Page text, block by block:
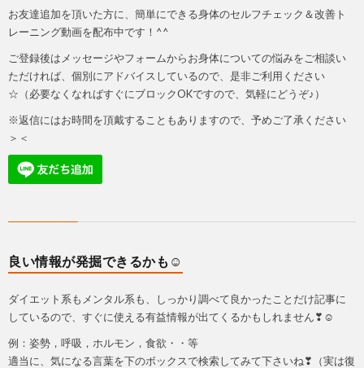
お友達追加を頂いた方に、簡単にできる身体のセルフチェック＆改善ト
レーニング動画を配布中です！^^
ご登録後はメッセージやフォームからお身体についての悩みをご相談い
ただければ、個別にアドバイスしているので、是非ご利用ください
☆（必要なくなればすぐにブロックOKですので、気軽にどうぞ♪）
※返信にはお時間を頂戴することもありますので、予めご了承ください
＞＜
良い情報が発掘できるかも☺
ダイエット系もメンタル系も、しっかり調べて良かったことだけ記事に
しているので、すぐに使える有益情報が出てくるかもしれません❣☺
例：姿勢，呼吸，ホルモン，食欲・・等
適当に、気になる言葉を下のボックスで検索してみて下さいね❣（実は復